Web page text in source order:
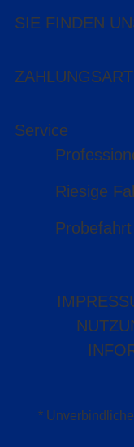
SIE FINDEN
Service
Riesige
*